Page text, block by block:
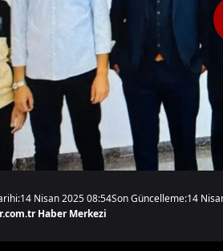
14 Nisan 2025 08:54Son Güncelleme:14
Haber Merkezi